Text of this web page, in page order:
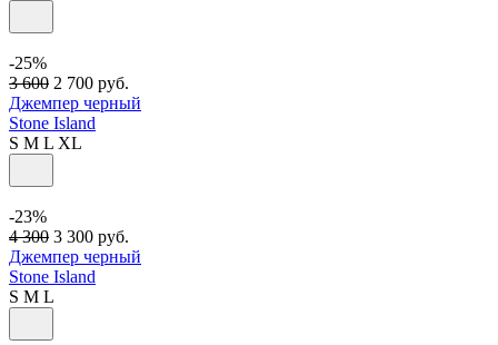
-25%
3 600 2 700 руб.
Джемпер черный
Stone Island
S M L XL
-23%
4 300 3 300 руб.
Джемпер черный
Stone Island
S M L